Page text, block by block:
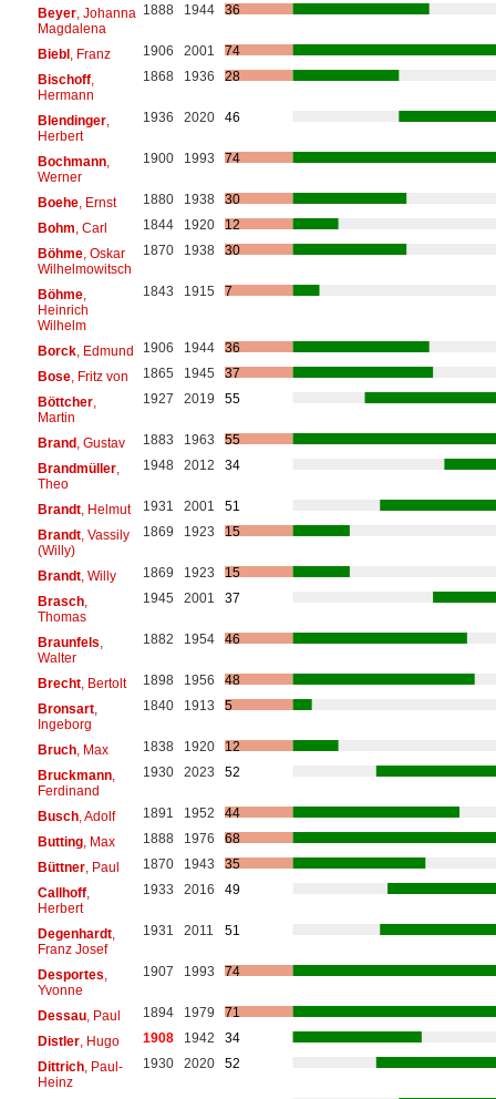
Beyer, Johanna
Magdalena
1888 1944 36
Biebl, Franz 1906 2001
74
Bischoff,
Hermann
1868 1936 28
Blendinger,
Herbert
1936 2020 46
Bochmann,
Werner
1900 1993 74
Boehe, Ernst 1880 1938
30
Bohm , Carl 1844 1920
12
Böhme, Oskar
Wilhelmowitsch
1870 1938 30
Böhme,
Heinrich
Wilhelm
1843 1915 7
Borck, Edmund 1906 1944
36
Bose, Fritz von 1865 1945
37
Böttcher,
Martin
1927 2019 55
Brand, Gustav 1883 1963
55
Brandmüller,
Theo
1948 2012 34
Brandt, Helmut 1931 2001
51
Brandt, Vassily
(Willy)
1869 1923 15
Brandt, Willy 1869 1923
15
Brasch,
Thomas
1945 2001 37
Braunfels
Walter
1882 1954 46
Brecht, Bertolt 1898 1956
48
Bronsart,
Ingeborg
1840 1913 5
Bruch, Max 1838 1920
12
Bruckmann,
Ferdinand
1930 2023 52
Busch, Adolf 1891 1952
44
Butting, Max 1888 1976
68
Büttner, Paul 1870 1943
35
Callhoff,
Herbert
1933 2016 49
Degenhardt,
Franz Josef
1931 2011 51
Desportes
Yvonne
1907 1993 74
Dessau, Paul 1894 1979
71
Distler, Hugo 1908 1942
34
Dittrich, Paul-
Heinz
1930 2020 52